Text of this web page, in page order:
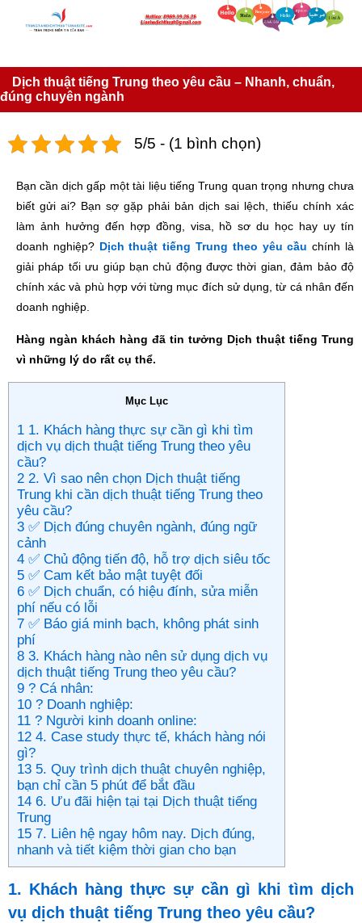
Dịch thuật tiếng Trung theo yêu cầu – Nhanh, chuẩn,
đúng chuyên ngành
5/5 - (1 bình chọn)
Bạn cần dịch gấp một tài liệu tiếng Trung quan trọng nhưng chưa
biết gửi ai? Bạn sợ gặp phải bản dịch sai lệch, thiếu chính xác
làm ảnh hưởng đến hợp đồng, visa, hồ sơ du học hay uy tín
doanh nghiệp? Dịch thuật tiếng Trung theo yêu cầu chính là
giải pháp tối ưu giúp bạn chủ động được thời gian, đảm bảo độ
chính xác và phù hợp với từng mục đích sử dụng, từ cá nhân đến
doanh nghiệp.
Hàng ngàn khách hàng đã tin tưởng Dịch thuật tiếng Trung
vì những lý do rất cụ thể.
Mục Lục
1 1. Khách hàng thực sự cần gì khi tìm
dịch vụ dịch thuật tiếng Trung theo yêu
cầu?
2 2. Vì sao nên chọn Dịch thuật tiếng
Trung khi cần dịch thuật tiếng Trung theo
yêu cầu?
3 ✅ Dịch đúng chuyên ngành, đúng ngữ
cảnh
4 ✅ Chủ động tiến độ, hỗ trợ dịch siêu tốc
5 ✅ Cam kết bảo mật tuyệt đối
6 ✅ Dịch chuẩn, có hiệu đính, sửa miễn
phí nếu có lỗi
7 ✅ Báo giá minh bạch, không phát sinh
phí
8 3. Khách hàng nào nên sử dụng dịch vụ
dịch thuật tiếng Trung theo yêu cầu?
9 ? Cá nhân:
10 ? Doanh nghiệp:
11 ? Người kinh doanh online:
12 4. Case study thực tế, khách hàng nói
gì?
13 5. Quy trình dịch thuật chuyên nghiệp,
bạn chỉ cần 5 phút để bắt đầu
14 6. Ưu đãi hiện tại tại Dịch thuật tiếng
Trung
15 7. Liên hệ ngay hôm nay. Dịch đúng,
nhanh và tiết kiệm thời gian cho bạn
1. Khách hàng thực sự cần gì khi tìm dịch
vụ dịch thuật tiếng Trung theo yêu cầu?